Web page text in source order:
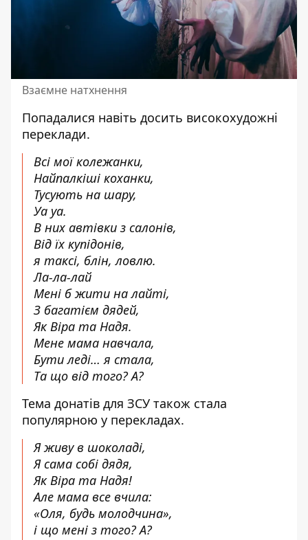
Взаємне натхнення
Попадалися навіть досить високохудожні
переклади.
Всі мої колежанки,
Найпалкіші коханки,
Тусують на шару,
Уа уа.
В них автівки з салонів,
Від їх купідонів,
я таксі, блін, ловлю.
Ла-ла-лай
Мені б жити на лайті,
З багатієм дядей,
Як Віра та Надя.
Мене мама навчала,
Бути леді… я стала,
Та що від того? А?
Тема донатів для ЗСУ також стала
популярною у перекладах.
Я живу в шоколаді,
Я сама собі дядя,
Як Віра та Надя!
Але мама все вчила:
«Оля, будь молодчина»,
і що мені з того? А?